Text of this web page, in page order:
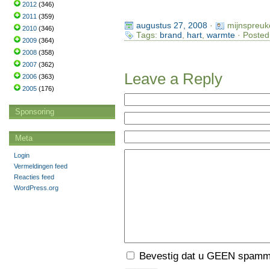
augustus 27, 2008·
Tags: brand hart, warmte·
Leave a Reply
Bevestig dat u GEEN
2012 (346)
2011 (359)
2010 (346)
2009 (364)
2008 (358)
2007 (362)
2006 (363)
2005 (176)
Sponsoring
Meta
Login
Vermeldingen feed
Reacties feed
WordPress.org